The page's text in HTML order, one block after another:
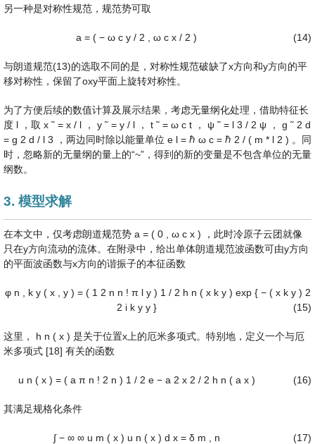
另一种是对称性规范，规范势可取
a = ( − ω c y / 2 ω c x / 2 ) (14)
与朗道规范(13)的选取不同的是，对称性规范破缺了x方向和y方向的平
移对称性，保留了oxy平面上旋转对称性。
为了方便后续的数值计算及展示结果，考虑无量纲化处理，借助特征长
度 l ，取 x ˜ = x / l ， y ˜ = y / l ， t ˜ = ω c t ， ψ ˜ = l 3 / 2 ψ ， g ˜ 2 d
= g 2 d / l 3 ，两边同时除以能量单位 e l = ℏ ω c = ℏ 2 / ( m * l 2 ) 。同
时，忽略新的无量纲的量上的“~”，得到的新的变量是不包含单位的无量
纲数。
3. 模型求解
在本文中，仅考虑朗道规范势 a = ( 0 ω c x )
，此时冷原子云团就像
只在y方向流动的流体。在附录中，给出单体朗道规范波函数可由y方向
的平面波函数与x方向的谐振子的本征函数
φ n k y ( x y ) = ( 1 2 n n ! π l y ) 1 / 2 h n ( x k y ) exp { − ( x k y ) 2
2 i k y y } (15)
这里， h n ( x ) 是关于位置x上的厄米多项式。特别地，定义一个与厄
米多项式 [18] 有关的函数
u n ( x ) = ( a π n ! 2 n ) 1 / 2 e − a 2 x 2 / 2 h n ( a x ) (16)
其满足规格化条件
∫− ∞ ∞ u m ( x ) u n ( x ) d x = δ m n (17)